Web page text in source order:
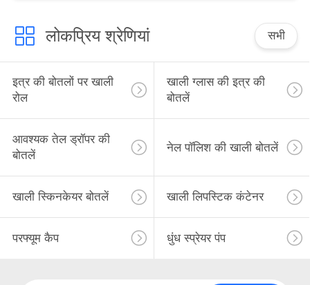
लोकप्रिय श्रेणियां सभी
इत्र की बोतलों पर खाली
रोल
खाली ग्लास की इत्र की
बोतलें
आवश्यक तेल ड्रॉपर की
बोतलें
नेल पॉलिश की खाली बोतलें
खाली स्किनकेयर बोतलें खाली लिपस्टिक कंटेनर
परफ्यूम कैप धुंध स्प्रेयर पंप